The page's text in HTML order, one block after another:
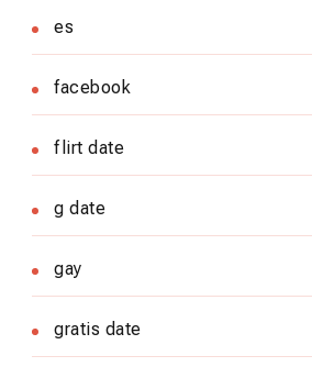
es
facebook
flirt date
g date
gay
gratis date